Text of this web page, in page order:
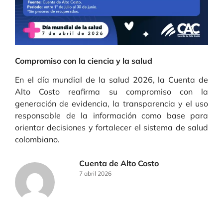
Compromiso con la ciencia y la salud
En el día mundial de la salud 2026, la Cuenta de
Alto Costo reafirma su compromiso con la
generación de evidencia, la transparencia y el uso
responsable de la información como base para
orientar decisiones y fortalecer el sistema de salud
colombiano.
Cuenta de Alto Costo
7 abril 2026